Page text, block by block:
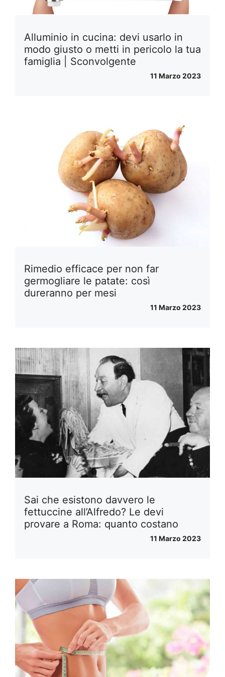
Alluminio in cucina: devi usarlo in
modo giusto o metti in pericolo la tua
famiglia | Sconvolgente
11 Marzo 2023
Rimedio efficace per non far
germogliare le patate: così
dureranno per mesi
11 Marzo 2023
Sai che esistono davvero le
fettuccine all’Alfredo? Le devi
provare a Roma: quanto costano
11 Marzo 2023